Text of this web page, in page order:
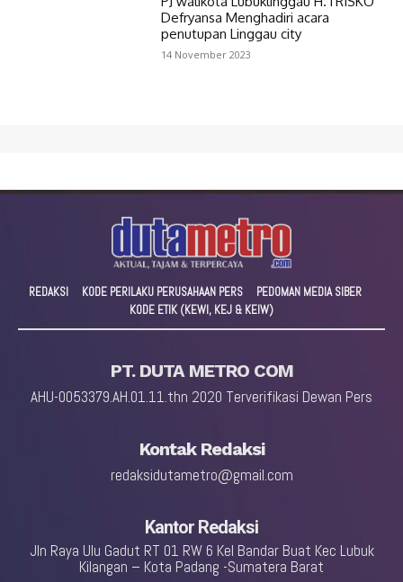
Defryansa Menghadiri acara
penutupan Linggau city
14 November 2023
REDAKSI KODE PERILAKU PERUSAHAAN PERS
PEDOMAN MEDIA SIBER
KODE ETIK (KEWI, KEJ & KEIW)
PT. DUTA METRO COM
AHU-0053379.AH.01.11.thn 2020 Terverifikasi Dewan Pers
Kontak Redaksi
redaksidutametro@gmail.com
Kantor Redaksi
Jln Raya Ulu Gadut RT 01 RW 6 Kel Bandar Buat Kec Lubuk
Kilangan – Kota Padang -Sumatera Barat